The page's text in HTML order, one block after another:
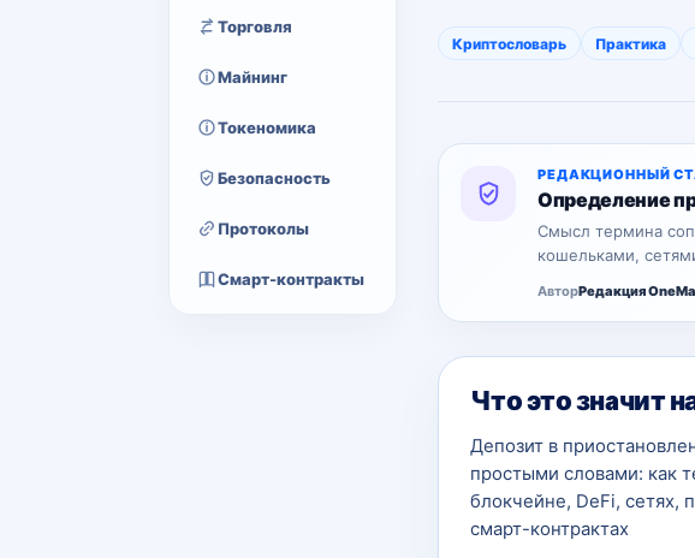
Торговля
Майнинг
Токеномика
Безопасность
Протоколы
Смарт-контракты
Криптословарь Практика
РЕДАКЦИОННЫЙ
Определение
Смысл термина
кошельками,
АвторРедакция
Что это значит
Депозит в
простыми словами: как
блокчейне, DeFi, сетях,
смарт-контрактах